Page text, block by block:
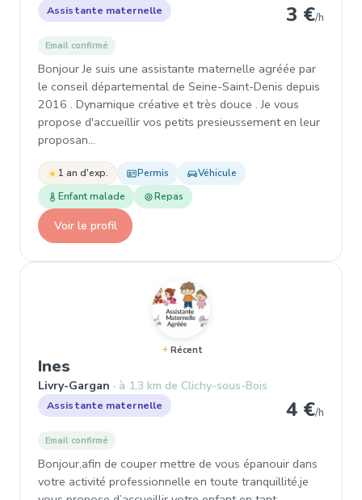
Assistante maternelle 3 €/h
Email confirmé
Bonjour Je suis une assistante maternelle agréée par
le conseil départemental de Seine-Saint-Denis depuis
2016 . Dynamique créative et très douce . Je vous
propose d'accueillir vos petits presieussement en leur
proposan…
1 an d'exp. Permis
Véhicule
Enfant malade
Repas
Voir le profil
Récent
Ines
Livry-Gargan à 1,3 km de Clichy-sous-Bois
Assistante maternelle 4 €/h
Email confirmé
Bonjour,afin de couper mettre de vous épanouir dans
votre activité professionnelle en toute tranquillité,je